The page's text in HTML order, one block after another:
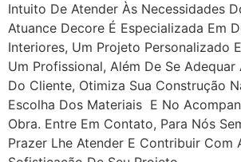
Intuito De Atender Às Necessidades
Atuance Decore É Especializada Em
Interiores, Um Projeto Personalizado
Um Profissional, Além De Se
Do Cliente, Otimiza Sua Construção
Escolha Dos Materiais E No
Obra. Entre Em Contato, Para Nós
Prazer Lhe Atender E Contribuir Com